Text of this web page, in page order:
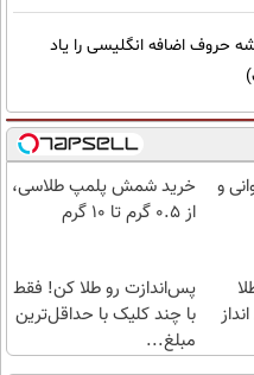
حروف اضافه انگلیسی را یاد
و
خرید شمش پلمپ طلاسی،
از ۰.۵ گرم تا ۱۰ گرم
پس‌اندازت رو طلا کن! فقط
با چند کلیک با حداقل‌ترین
مبلغ...